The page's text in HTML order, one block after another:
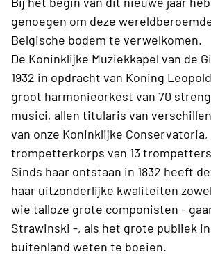
genoegen om deze
Belgische bodem te verwelkomen.
De Koninklijke Muziekkapel van de
1932 in opdracht van Koning
groot harmonieorkest van 70
musici, allen titularis van
van onze Koninklijke Conservatoria,
trompetterkorps van 13
Sinds haar ontstaan in 1832 heeft
haar uitzonderlijke kwaliteiten
wie talloze grote componisten -
Strawinski -, als het grote publiek
buitenland weten te boeien.